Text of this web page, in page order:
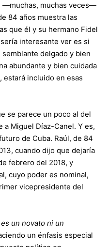
—muchas, muchas veces—
84 años muestra las
que él y su hermano Fidel
interesante ver es si
delgado y bien
abundante y bien cuidada
estará incluido en esas
se parece un poco al del
a Miguel Díaz-Canel. Y es,
de Cuba. Raúl, de 84
cuando dijo que dejaría
febrero del 2018, y
cuyo poder es nominal,
vicepresidente del
un novato ni un
un énfasis especial